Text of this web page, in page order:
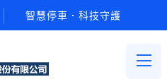
智慧停車．科技守護